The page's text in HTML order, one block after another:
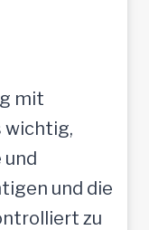
mit
wichtig,
und
und die
zu